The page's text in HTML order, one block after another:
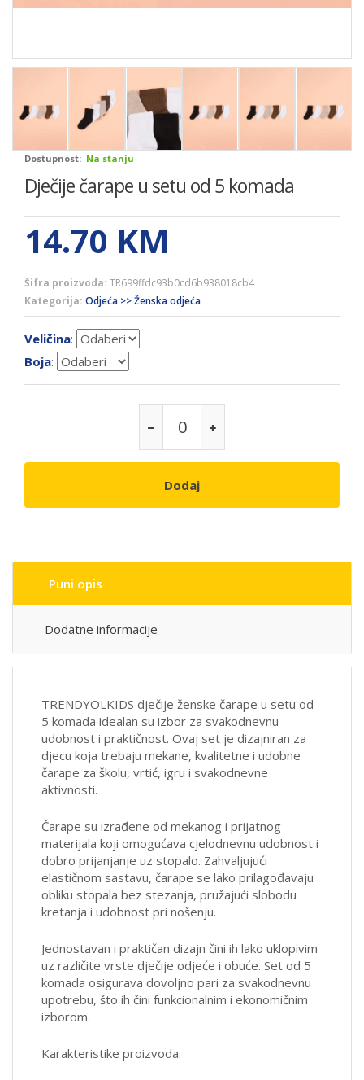
Dostupnost: Na stanju
Dječije čarape u setu od 5 komada
14.70 KM
Šifra proizvoda: TR699ffdc93b0cd6b938018cb4
Kategorija: Odjeća >> Ženska odjeća
Veličina:
Boja:
Dodaj
Puni opis
Dodatne informacije
TRENDYOLKIDS dječije ženske čarape u setu od
5 komada idealan su izbor za svakodnevnu
udobnost i praktičnost. Ovaj set je dizajniran za
djecu koja trebaju mekane, kvalitetne i udobne
čarape za školu, vrtić, igru i svakodnevne
aktivnosti.
Čarape su izrađene od mekanog i prijatnog
materijala koji omogućava cjelodnevnu udobnost i
dobro prijanjanje uz stopalo. Zahvaljujući
elastičnom sastavu, čarape se lako prilagođavaju
obliku stopala bez stezanja, pružajući slobodu
kretanja i udobnost pri nošenju.
Jednostavan i praktičan dizajn čini ih lako uklopivim
uz različite vrste dječije odjeće i obuće. Set od 5
komada osigurava dovoljno pari za svakodnevnu
upotrebu, što ih čini funkcionalnim i ekonomičnim
izborom.
Karakteristike proizvoda: